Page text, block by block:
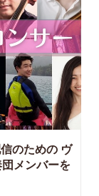
のためのヴ
メンバーを